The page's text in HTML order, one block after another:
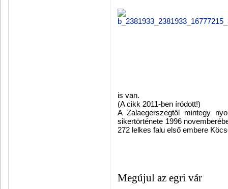
is van.
(A cikk 2011-ben íródott!)
A Zalaegerszegtől mintegy
sikertörténete 1996
272 lelkes falu első embere
Megújul az egri vár